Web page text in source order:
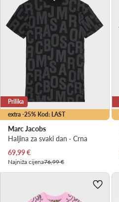
extra -25% Kod: LAST
Prilika
Marc Jacobs
Haljina za svaki dan · Crna
Trenutna cijena
69,99€
Najniža cijena76,99 €